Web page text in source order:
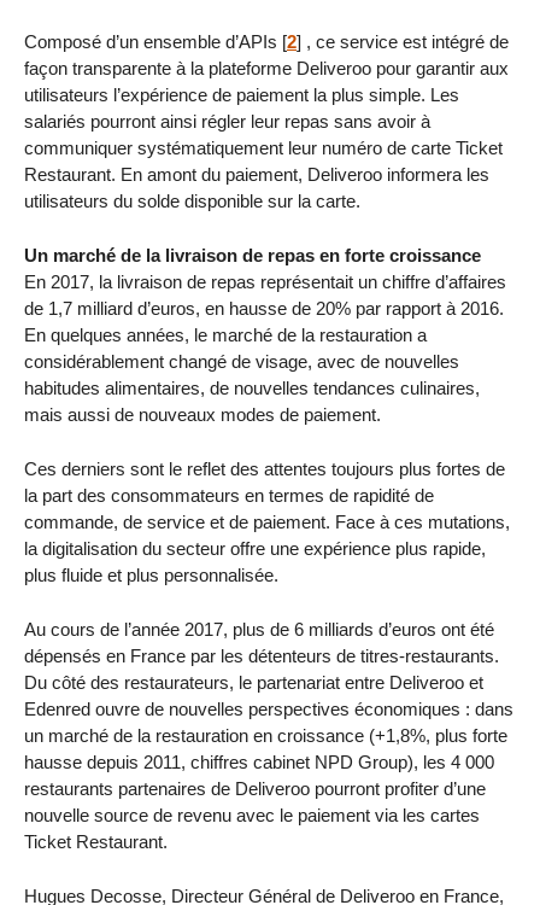
Composé d’un ensemble d’APIs [2] , ce service est intégré de
façon transparente à la plateforme Deliveroo pour garantir aux
utilisateurs l’expérience de paiement la plus simple. Les
salariés pourront ainsi régler leur repas sans avoir à
communiquer systématiquement leur numéro de carte Ticket
Restaurant. En amont du paiement, Deliveroo informera les
utilisateurs du solde disponible sur la carte.
Un marché de la livraison de repas en forte croissance
En 2017, la livraison de repas représentait un chiffre d’affaires
de 1,7 milliard d’euros, en hausse de 20% par rapport à 2016.
En quelques années, le marché de la restauration a
considérablement changé de visage, avec de nouvelles
habitudes alimentaires, de nouvelles tendances culinaires,
mais aussi de nouveaux modes de paiement.
Ces derniers sont le reflet des attentes toujours plus fortes de
la part des consommateurs en termes de rapidité de
commande, de service et de paiement. Face à ces mutations,
la digitalisation du secteur offre une expérience plus rapide,
plus fluide et plus personnalisée.
Au cours de l’année 2017, plus de 6 milliards d’euros ont été
dépensés en France par les détenteurs de titres-restaurants.
Du côté des restaurateurs, le partenariat entre Deliveroo et
Edenred ouvre de nouvelles perspectives économiques : dans
un marché de la restauration en croissance (+1,8%, plus forte
hausse depuis 2011, chiffres cabinet NPD Group), les 4 000
restaurants partenaires de Deliveroo pourront profiter d’une
nouvelle source de revenu avec le paiement via les cartes
Ticket Restaurant.
Hugues Decosse, Directeur Général de Deliveroo en France,